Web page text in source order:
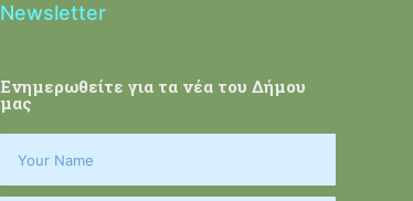
Newsletter
Ενημερωθείτε για τα νέα του Δήμου
μας